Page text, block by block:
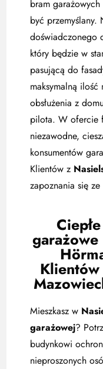
bram
być przemyślany.
doświadczonego
który będzie w
pasującą do
maksymalną
obsłużenia z
pilota. W ofercie
niezawodne,
konsumentów
Klientów z
zapoznania się ze
Mieszkasz w
garażowej?
budynkowi
nieproszonych